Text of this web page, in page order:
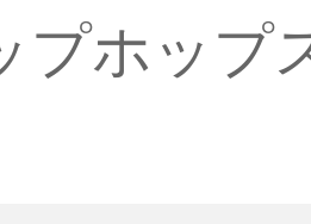
プホップ